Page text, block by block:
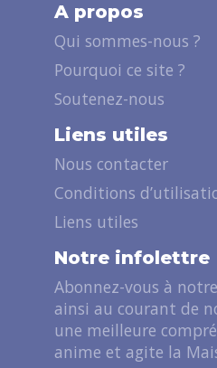
A propos
Qui sommes-nous ?
Pourquoi ce site ?
Soutenez-nous
Liens utiles
Nous contacter
Conditions
Liens utiles
Notre infolettre
Abonnez-vous à
ainsi au courant de
une meilleure
anime et agite la